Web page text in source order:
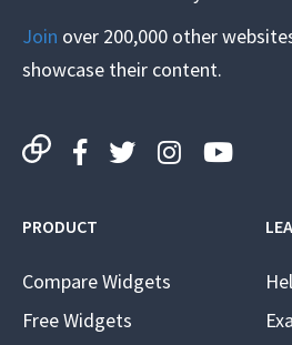
Join over 200,000 other
showcase their content.
PRODUCT
Compare Widgets
Free Widgets